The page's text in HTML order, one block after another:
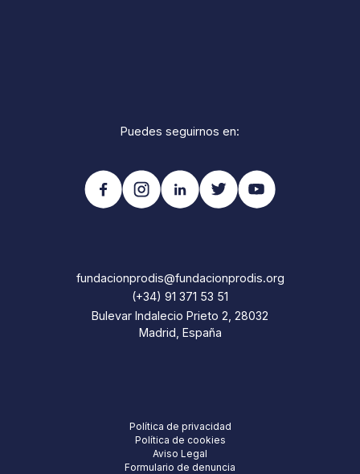
Puedes seguirnos en:
fundacionprodis@fundacionprodis.org
(+34) 91 371 53 51
Bulevar Indalecio Prieto 2, 28032
Madrid, España
Política de privacidad
Política de cookies
Aviso Legal
Formulario de denuncia